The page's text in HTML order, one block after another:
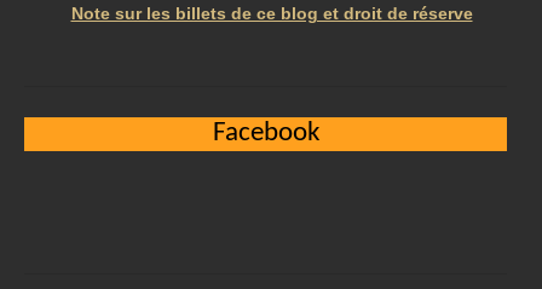
Note sur les billets de ce blog et droit de réserve
Facebook